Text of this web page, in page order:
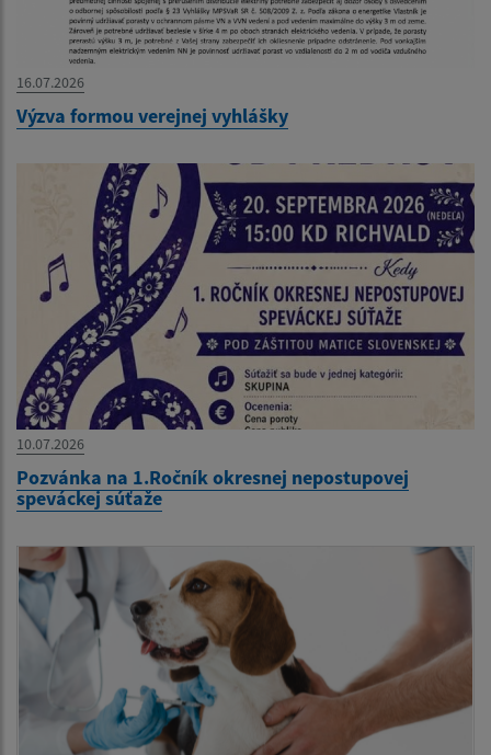
16.07.2026
Výzva formou verejnej vyhlášky
10.07.2026
Pozvánka na 1.Ročník okresnej nepostupovej
speváckej súťaže